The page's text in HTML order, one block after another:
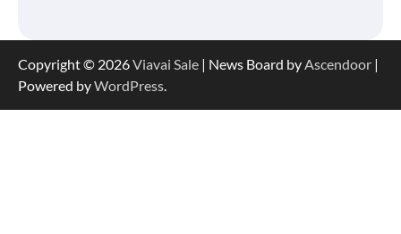
Copyright © 2026Viavai Sale | News Board byAscendoor |
Powered byWordPress.